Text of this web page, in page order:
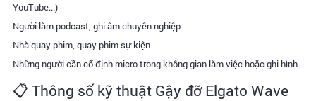
YouTube...)
Người làm podcast, ghi âm chuyên nghiệp
Nhà quay phim, quay phim sự kiện
Những người cần cố định micro trong không gian làm việc hoặc ghi hình
📋 Thông số kỹ thuật Gậy đỡ Elgato Wave